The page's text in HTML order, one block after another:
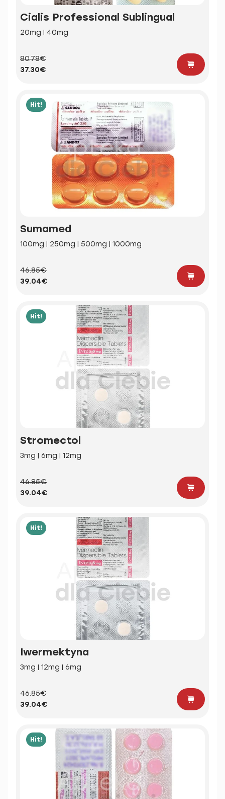
Cialis Professional Sublingual
20mg | 40mg
80.78€
37.30€
Hit!
Sumamed
100mg | 250mg | 500mg | 1000mg
46.85€
39.04€
Hit!
Stromectol
3mg | 6mg | 12mg
46.85€
39.04€
Hit!
Iwermektyna
3mg | 12mg | 6mg
46.85€
39.04€
Hit!